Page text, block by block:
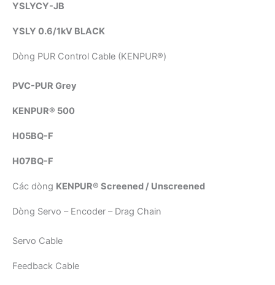
YSLYCY-JB
YSLY 0.6/1kV BLACK
Dòng PUR Control Cable (KENPUR®)
PVC-PUR Grey
KENPUR® 500
H05BQ-F
H07BQ-F
Các dòng KENPUR® Screened / Unscreened
Dòng Servo – Encoder – Drag Chain
Servo Cable
Feedback Cable